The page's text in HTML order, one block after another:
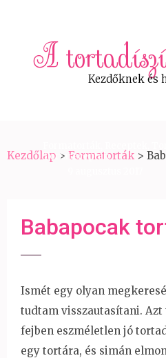
A
Kezdőknek és
Kezdőlap > Formatorták >
Tortareceptek
Babapocak
Ismét egy olyan
tudtam visszautasítani.
fejben eszméletlen jó
egy tortára, és simán